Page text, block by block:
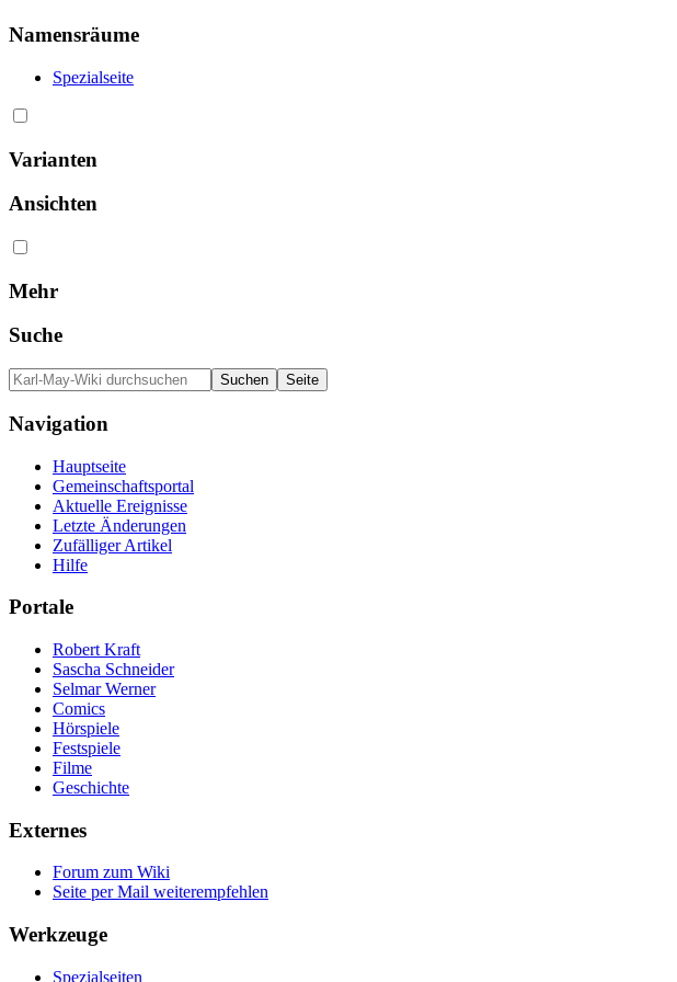
Namensräume
Spezialseite
Varianten
Ansichten
Mehr
Suche
Navigation
Hauptseite
Gemeinschafts­portal
Aktuelle Ereignisse
Letzte Änderungen
Zufälliger Artikel
Hilfe
Portale
Robert Kraft
Sascha Schneider
Selmar Werner
Comics
Hörspiele
Festspiele
Filme
Geschichte
Externes
Forum zum Wiki
Seite per Mail weiterempfehlen
Werkzeuge
Spezialseiten